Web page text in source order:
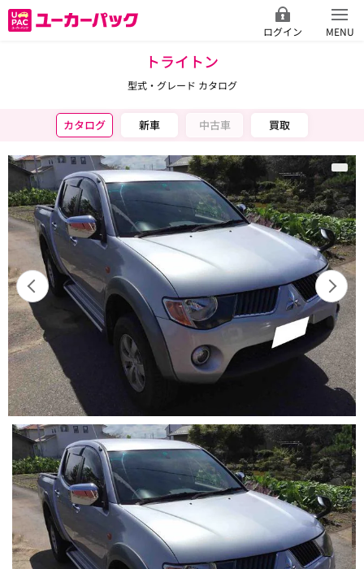
ログイン MENU
トライトン
型式・グレード カタログ
カタログ 新車 中古車 買取